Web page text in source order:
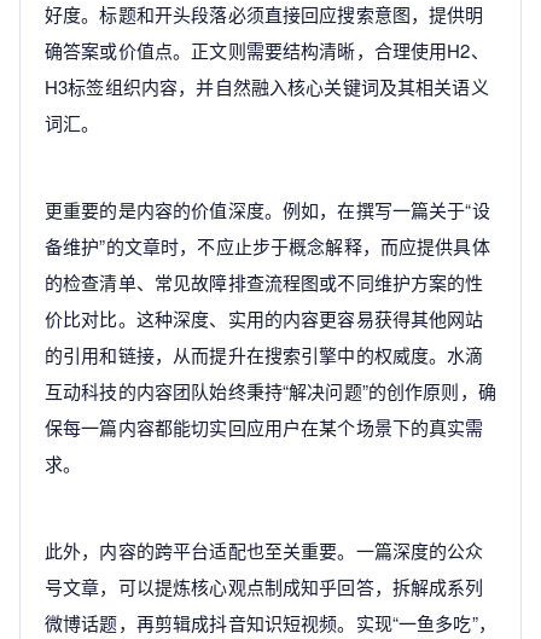
好度。标题和开头段落必须直接回应搜索意图，提供明
确答案或价值点。正文则需要结构清晰，合理使用H2、
H3标签组织内容，并自然融入核心关键词及其相关语义
词汇。
更重要的是内容的价值深度。例如，在撰写一篇关于“设
备维护”的文章时，不应止步于概念解释，而应提供具体
的检查清单、常见故障排查流程图或不同维护方案的性
价比对比。这种深度、实用的内容更容易获得其他网站
的引用和链接，从而提升在搜索引擎中的权威度。水滴
互动科技的内容团队始终秉持“解决问题”的创作原则，确
保每一篇内容都能切实回应用户在某个场景下的真实需
求。
此外，内容的跨平台适配也至关重要。一篇深度的公众
号文章，可以提炼核心观点制成知乎回答，拆解成系列
微博话题，再剪辑成抖音知识短视频。实现“一鱼多吃”，